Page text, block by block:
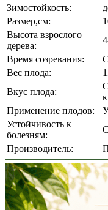
Зимостойкость:
Размер,см:
Высота взрослого
дерева:
Время созревания:
Вес плода:
Вкус плода:
Применение плодов:
Устойчивость к
болезням:
Производитель: